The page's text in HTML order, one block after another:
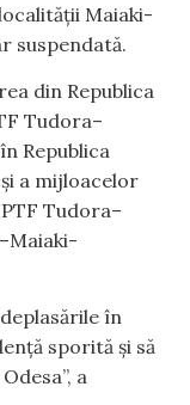
Maiaki-
suspendată.
din Republica
Tudora–
Republica
a mijloacelor
Tudora–
în
sporită și să
a